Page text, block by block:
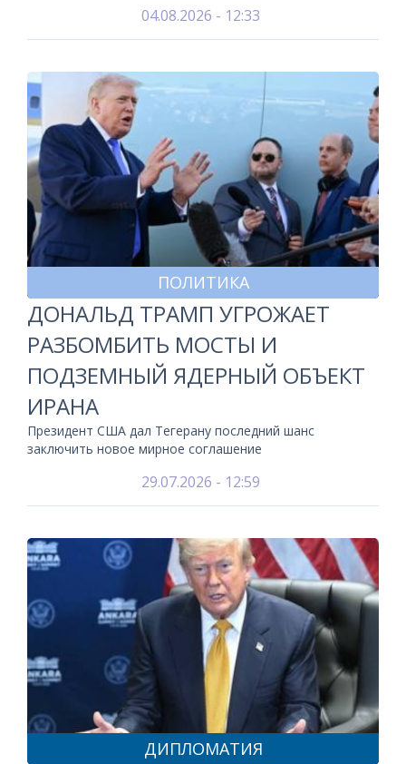
04.08.2026 - 12:33
ПОЛИТИКА
ДОНАЛЬД ТРАМП УГРОЖАЕТ
РАЗБОМБИТЬ МОСТЫ И
ПОДЗЕМНЫЙ ЯДЕРНЫЙ ОБЪЕКТ
ИРАНА
Президент США дал Тегерану последний шанс
заключить новое мирное соглашение
29.07.2026 - 12:59
ДИПЛОМАТИЯ